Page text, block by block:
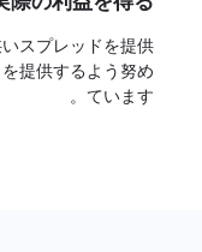
スプレッドを提供
提供するよう努め
ています。